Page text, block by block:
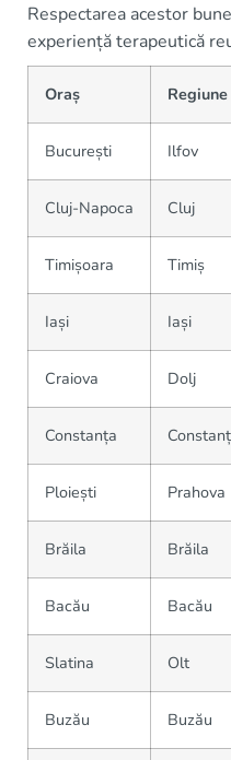
Respectarea acestor
experiență terapeutică
Oraș Regiune
București Ilfov
Cluj-Napoca Cluj
Timișoara Timiș
Iași Iași
Craiova Dolj
Constanța
Ploiești Prahova
Brăila Brăila
Bacău Bacău
Slatina Olt
Buzău Buzău